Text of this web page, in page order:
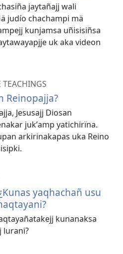
jaytañajj wali
judío chachampi mä
kunjamsa uñisisiñsa
uk aka videon
TEACHINGS
Reinopajja?
Jesusajj Diosan
jukʼamp yatichirïna.
arkirinakapas uka Reino
yaqhachañ usu
kunanaksa
lurani?